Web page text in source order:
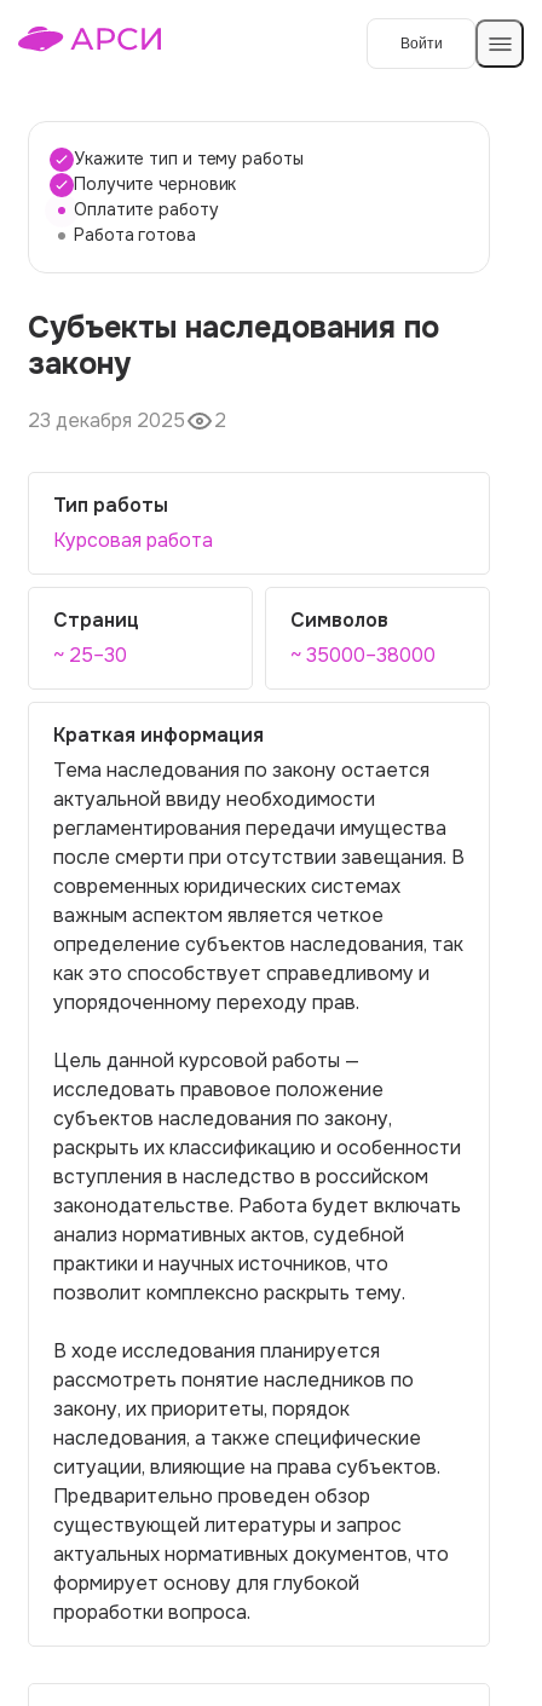
Войти
Темы работ
О сервисе
О компании
Наши гарантии
Порядок оплаты
Вопросы и ответы
Отзывы
Контакты
Укажите тип и тему работы
Получите черновик
Оплатите работу
Работа готова
Субъекты наследования по
закону
23 декабря 2025 2
Тип работы
Курсовая работа
Страниц
~ 25–30
Символов
~ 35000–38000
Краткая информация
Тема наследования по закону остается
актуальной ввиду необходимости
регламентирования передачи имущества
после смерти при отсутствии завещания. В
современных юридических системах
важным аспектом является четкое
определение субъектов наследования, так
как это способствует справедливому и
упорядоченному переходу прав.
Цель данной курсовой работы —
исследовать правовое положение
субъектов наследования по закону,
раскрыть их классификацию и особенности
вступления в наследство в российском
законодательстве. Работа будет включать
анализ нормативных актов, судебной
практики и научных источников, что
позволит комплексно раскрыть тему.
В ходе исследования планируется
рассмотреть понятие наследников по
закону, их приоритеты, порядок
наследования, а также специфические
ситуации, влияющие на права субъектов.
Предварительно проведен обзор
существующей литературы и запрос
актуальных нормативных документов, что
формирует основу для глубокой
проработки вопроса.